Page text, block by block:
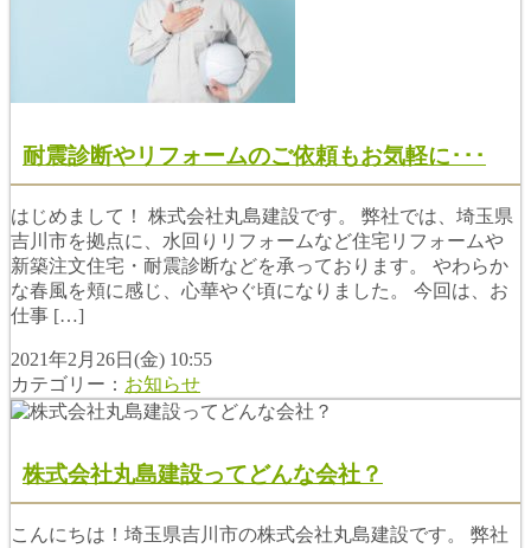
耐震診断やリフォームのご依頼もお気軽に･･･
はじめまして！ 株式会社丸島建設です。 弊社では、埼玉県
吉川市を拠点に、水回りリフォームなど住宅リフォームや
新築注文住宅・耐震診断などを承っております。 やわらか
な春風を頬に感じ、心華やぐ頃になりました。 今回は、お
仕事 […]
2021年2月26日(金) 10:55
カテゴリー： お知らせ
株式会社丸島建設ってどんな会社？
こんにちは！埼玉県吉川市の株式会社丸島建設です。 弊社